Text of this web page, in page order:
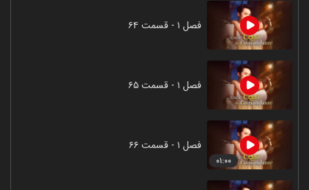
فصل ۱ - قسمت ۶۴
فصل ۱ - قسمت ۶۵
۰۱:۰۰
فصل ۱ - قسمت ۶۶